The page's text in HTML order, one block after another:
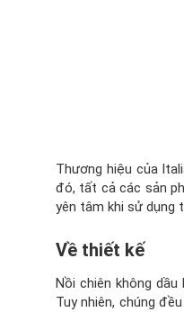
Thương hiệu của
đó, tất cả các sản
yên tâm khi sử dụng
Về thiết kế
Nồi chiên không
Tuy nhiên, chúng